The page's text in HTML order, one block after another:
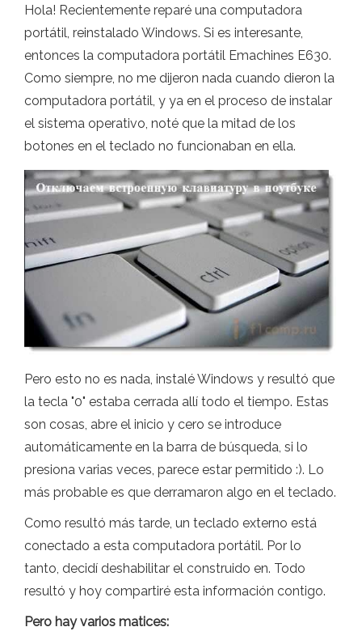
Hola! Recientemente reparé una computadora
portátil, reinstalado Windows. Si es interesante,
entonces la computadora portátil Emachines E630.
Como siempre, no me dijeron nada cuando dieron la
computadora portátil, y ya en el proceso de instalar
el sistema operativo, noté que la mitad de los
botones en el teclado no funcionaban en ella.
Pero esto no es nada, instalé Windows y resultó que
la tecla "0" estaba cerrada allí todo el tiempo. Estas
son cosas, abre el inicio y cero se introduce
automáticamente en la barra de búsqueda, si lo
presiona varias veces, parece estar permitido :). Lo
más probable es que derramaron algo en el teclado.
Como resultó más tarde, un teclado externo está
conectado a esta computadora portátil. Por lo
tanto, decidí deshabilitar el construido en. Todo
resultó y hoy compartiré esta información contigo.
Pero hay varios matices: